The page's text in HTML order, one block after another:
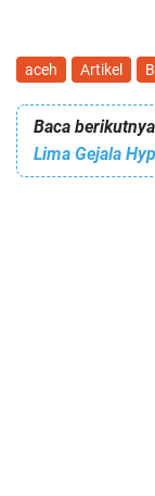
aceh Artikel
Baca
Lima Gejala